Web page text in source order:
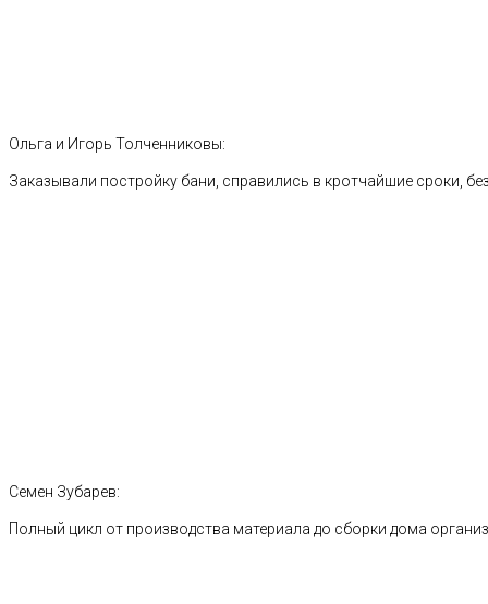
Ольга и Игорь Толченниковы:
Заказывали постройку бани, справились в кротчайшие сроки,
Семен Зубарев:
Полный цикл от производства материала до сборки дома